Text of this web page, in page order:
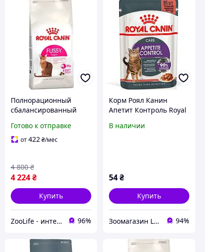
Полнорационный
сбалансированный
котов с
привередливым
Готово к отправке
от422 ₴/мес
4 224 ₴
4 800 ₴
Купить
ZooLife - интернет-магазин товаров для животных 96%
Корм Роял Канин
Апетит Контроль Royal
соусе для кошек 85 г
В наличии
54₴
Купить
Зоомагазин Limpopo - limpopo.prom.ua 94%